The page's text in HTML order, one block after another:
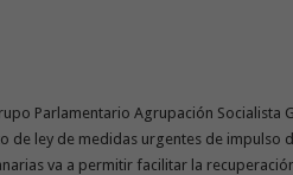
Parlamentario Agrupación Socialista
de ley de medidas urgentes de impulso
va a permitir facilitar la